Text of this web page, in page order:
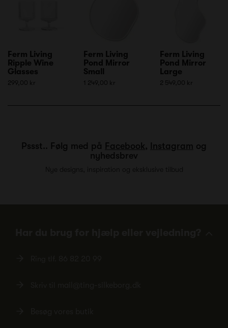
Ferm Living
Ripple Wine
Glasses
299,00 kr
Ferm Living
Pond Mirror
Small
1 249,00 kr
Ferm Living
Pond Mirror
Large
2 549,00 kr
Pssst.. Følg med på Facebook, Instagram og
nyhedsbrev
Nye designs, inspiration og eksklusive tilbud